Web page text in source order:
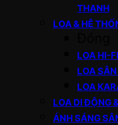
THANH
LOA & HỆ
LOA HI-
LOA
LOA
LOA DI ĐỘNG
ÁNH SÁNG